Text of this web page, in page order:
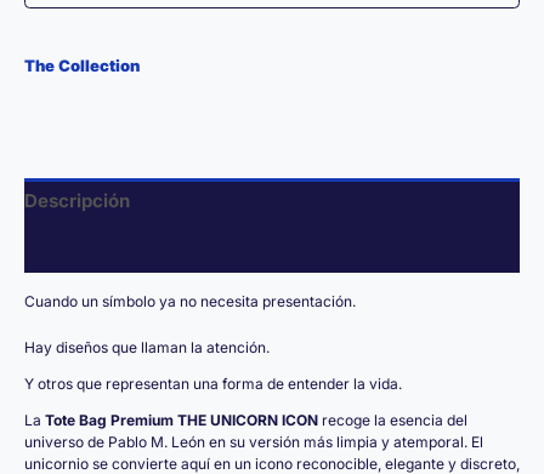
100%
The Collection
Descripción
Cuando un símbolo ya no necesita presentación.
Hay diseños que llaman la atención.
Y otros que representan una forma de entender la vida.
La Tote Bag Premium THE UNICORN ICON recoge la esencia del
universo de Pablo M. León en su versión más limpia y atemporal. El
unicornio se convierte aquí en un icono reconocible, elegante y discreto,